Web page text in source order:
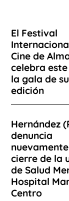
El Festival
Cine de
celebra
la gala de
edición
Hernández
denuncia
cierre de la
de Salud
Hospital
Centro